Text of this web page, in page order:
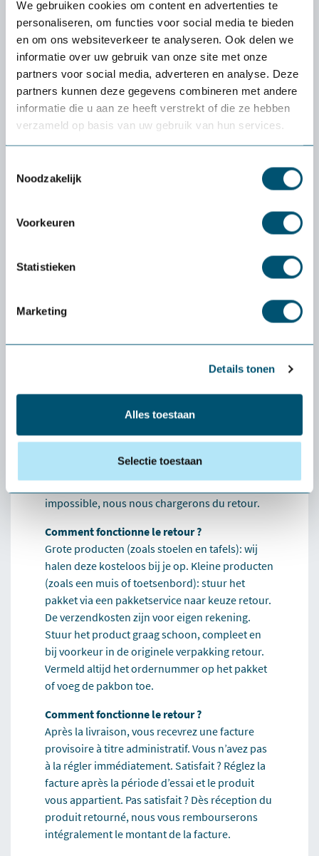
We gebruiken cookies om content en advertenties te
personaliseren, om functies voor social media te bieden
en om ons websiteverkeer te analyseren. Ook delen we
informatie over uw gebruik van onze site met onze
partners voor social media, adverteren en analyse. Deze
partners kunnen deze gegevens combineren met andere
informatie die u aan ze heeft verstrekt of die ze hebben
verzameld op basis van uw gebruik van hun services.
Noodzakelijk
Voorkeuren
Statistieken
Marketing
Details tonen
Alles toestaan
Selectie toestaan
Voor wie is de Steppie geschikt?
Caractéristiques
Découvrez si un produit
l'essai
La livraison et la période d'essai sont
entièrement gratuites. Vous n'avez rien à payer
ou un clavier), les frais de port sont à votre
Que se passe-t-il si le produit ne me convient
pas ?
personnellement à trouver une alternative qui
impossible, nous nous chargerons du retour.
Comment fonctionne le retour ?
Grote producten (zoals stoelen en tafels): wij
halen deze kosteloos bij je op. Kleine producten
(zoals een muis of toetsenbord): stuur het
pakket via een pakketservice naar keuze retour.
De verzendkosten zijn voor eigen rekening.
Stuur het product graag schoon, compleet en
bij voorkeur in de originele verpakking retour.
Vermeld altijd het ordernummer op het pakket
of voeg de pakbon toe.
Comment fonctionne le retour ?
Après la livraison, vous recevrez une facture
provisoire à titre administratif. Vous n’avez pas
à la régler immédiatement. Satisfait ? Réglez la
facture après la période d’essai et le produit
vous appartient. Pas satisfait ? Dès réception du
produit retourné, nous vous rembourserons
intégralement le montant de la facture.